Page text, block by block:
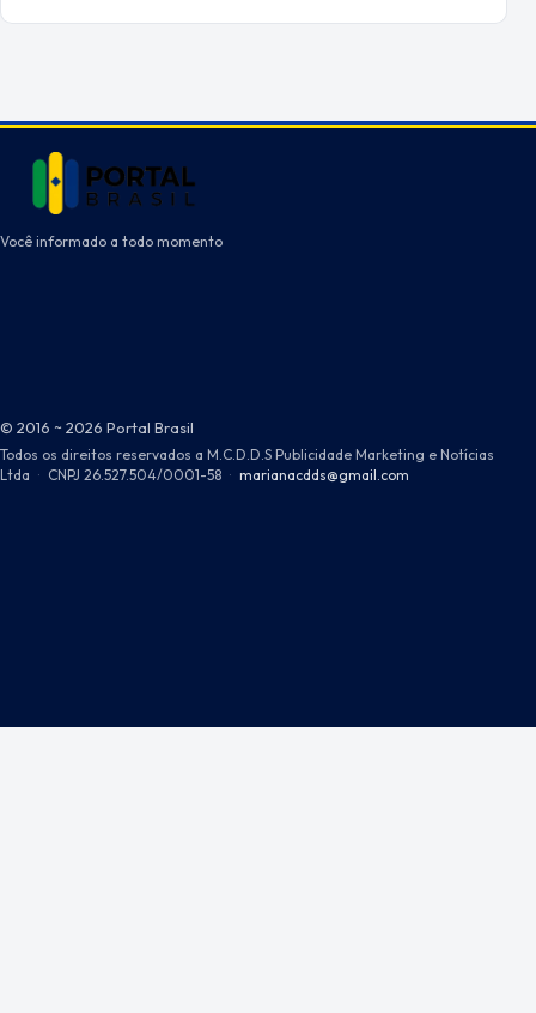
Você informado a todo momento
© 2016 ~ 2026 Portal Brasil
Todos os direitos reservados a M.C.D.D.S Publicidade Marketing e Notícias
Ltda · CNPJ 26.527.504/0001-58 · marianacdds@gmail.com